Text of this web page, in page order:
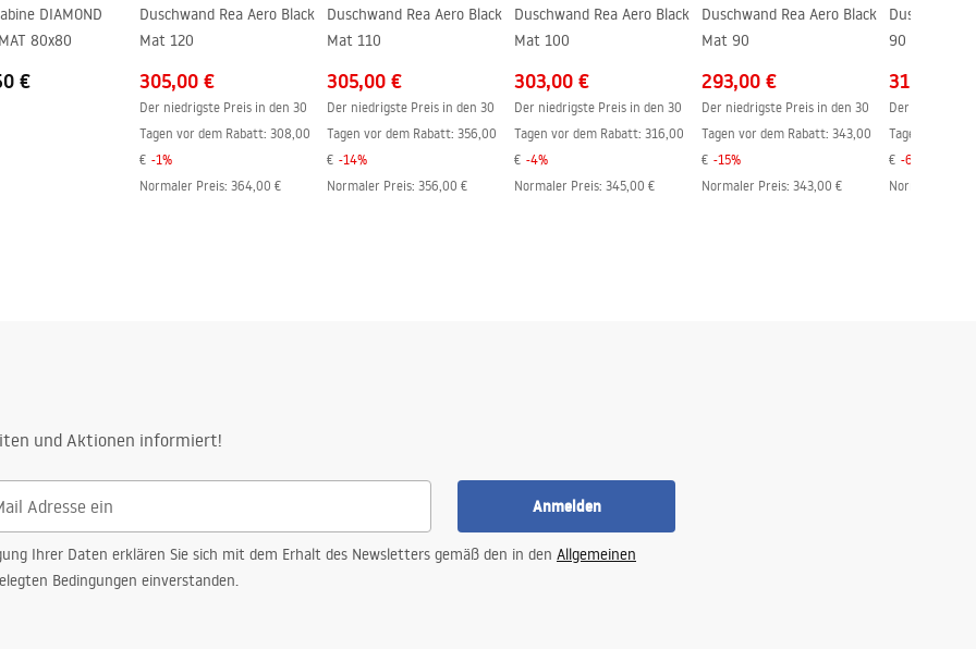
DIAMOND
80x80
€
Duschwand Rea Aero Black
Mat 120
305,00 €
Der niedrigste Preis in den 30
Tagen vor dem Rabatt: 308,00
€ -1%
Normaler Preis: 364,00 €
Duschwand Rea Aero Black
Mat 110
305,00 €
Der niedrigste Preis in den 30
Tagen vor dem Rabatt: 356,00
€ -14%
Normaler Preis: 356,00 €
Duschwand Rea Aero Black
Mat 100
303,00 €
Der niedrigste Preis in den 30
Tagen vor dem Rabatt: 316,00
€ -4%
Normaler Preis: 345,00 €
Duschwand Rea Aero Black
Mat 90
293,00 €
Der niedrigste Preis in den 30
Tagen vor dem Rabatt: 343,00
€ -15%
Normaler Preis: 343,00 €
Duschwand
90 Walk In
315,00 €
Der niedrigste
Tagen vor dem
€ -6
Normaler Preis
und Aktionen informiert!
Anmelden
Ihrer Daten erklären Sie sich mit dem Erhalt des Newsletters gemäß den in den Allgemeinen
Bedingungen einverstanden.